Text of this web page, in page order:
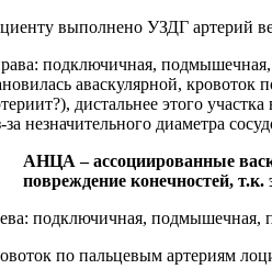
выполнено УЗДГ артерий
подключичная, подмышечная,
аваскулярной, кровоток
дистальнее этого
незначительного диаметра
АНЦА – ассоциированные
повреждение конечностей,
подключичная, подмышечная,
по пальцевым артериям